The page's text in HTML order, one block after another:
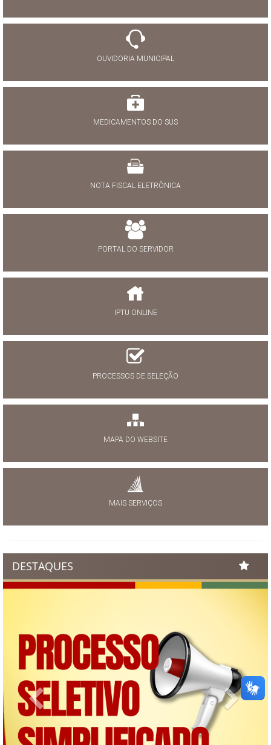
OUVIDORIA MUNICIPAL
MEDICAMENTOS DO SUS
NOTA FISCAL ELETRÔNICA
PORTAL DO SERVIDOR
IPTU ONLINE
PROCESSOS DE SELEÇÃO
MAPA DO WEBSITE
MAIS SERVIÇOS
DESTAQUES
Previous Next